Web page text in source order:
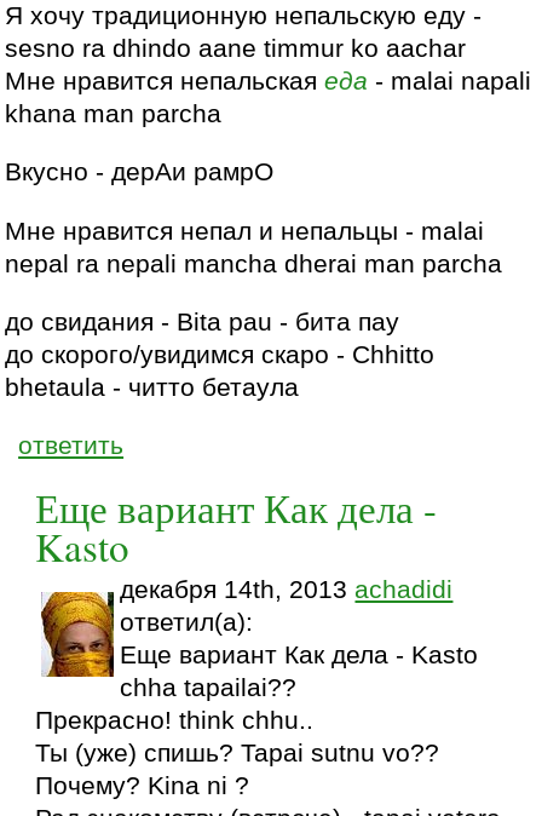
Я хочу традиционную непальскую еду -
sesno ra dhindo aane timmur ko aachar
Мне нравится непальскаяеда - malai napali
khana man parcha
Вкусно - дерАи рамрО
Мне нравится непал и непальцы - malai
nepal ra nepali mancha dherai man parcha
до свидания - Bita pau - бита пау
до скорого/увидимся скаро - Chhitto
bhetaula - читто бетаула
ответить
Еще вариант Как дела -
Kasto
декабря 14th, 2013 achadidi
ответил(а):
Еще вариант Как дела - Kasto
chha tapailai??
Прекрасно! think chhu..
Ты (уже) спишь? Tapai sutnu vo??
Почему? Kina ni ?